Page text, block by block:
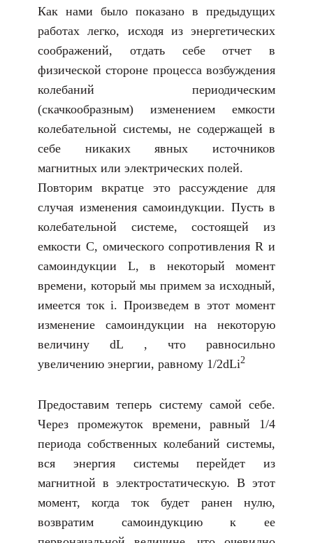
Как нами было показано в предыдущих
работах легко, исходя из энергетических
соображений, отдать себе отчет в
физической стороне процесса возбуждения
колебаний периодическим
(скачкообразным) изменением емкости
колебательной системы, не содержащей в
себе никаких явных источников
магнитных или электрических полей.
Повторим вкратце это рассуждение для
случая изменения самоиндукции. Пусть в
колебательной системе, состоящей из
емкости С, омического сопротивления R и
самоиндукции L, в некоторый момент
времени, который мы примем за исходный,
имеется ток i. Произведем в этот момент
изменение самоиндукции на некоторую
величину dL , что равносильно
увеличению энергии, равному 1/2dLi2
Предоставим теперь систему самой себе.
Через промежуток времени, равный 1/4
периода собственных колебаний системы,
вся энергия системы перейдет из
магнитной в электростатическую. В этот
момент, когда ток будет ранен нулю,
возвратим самоиндукцию к ее